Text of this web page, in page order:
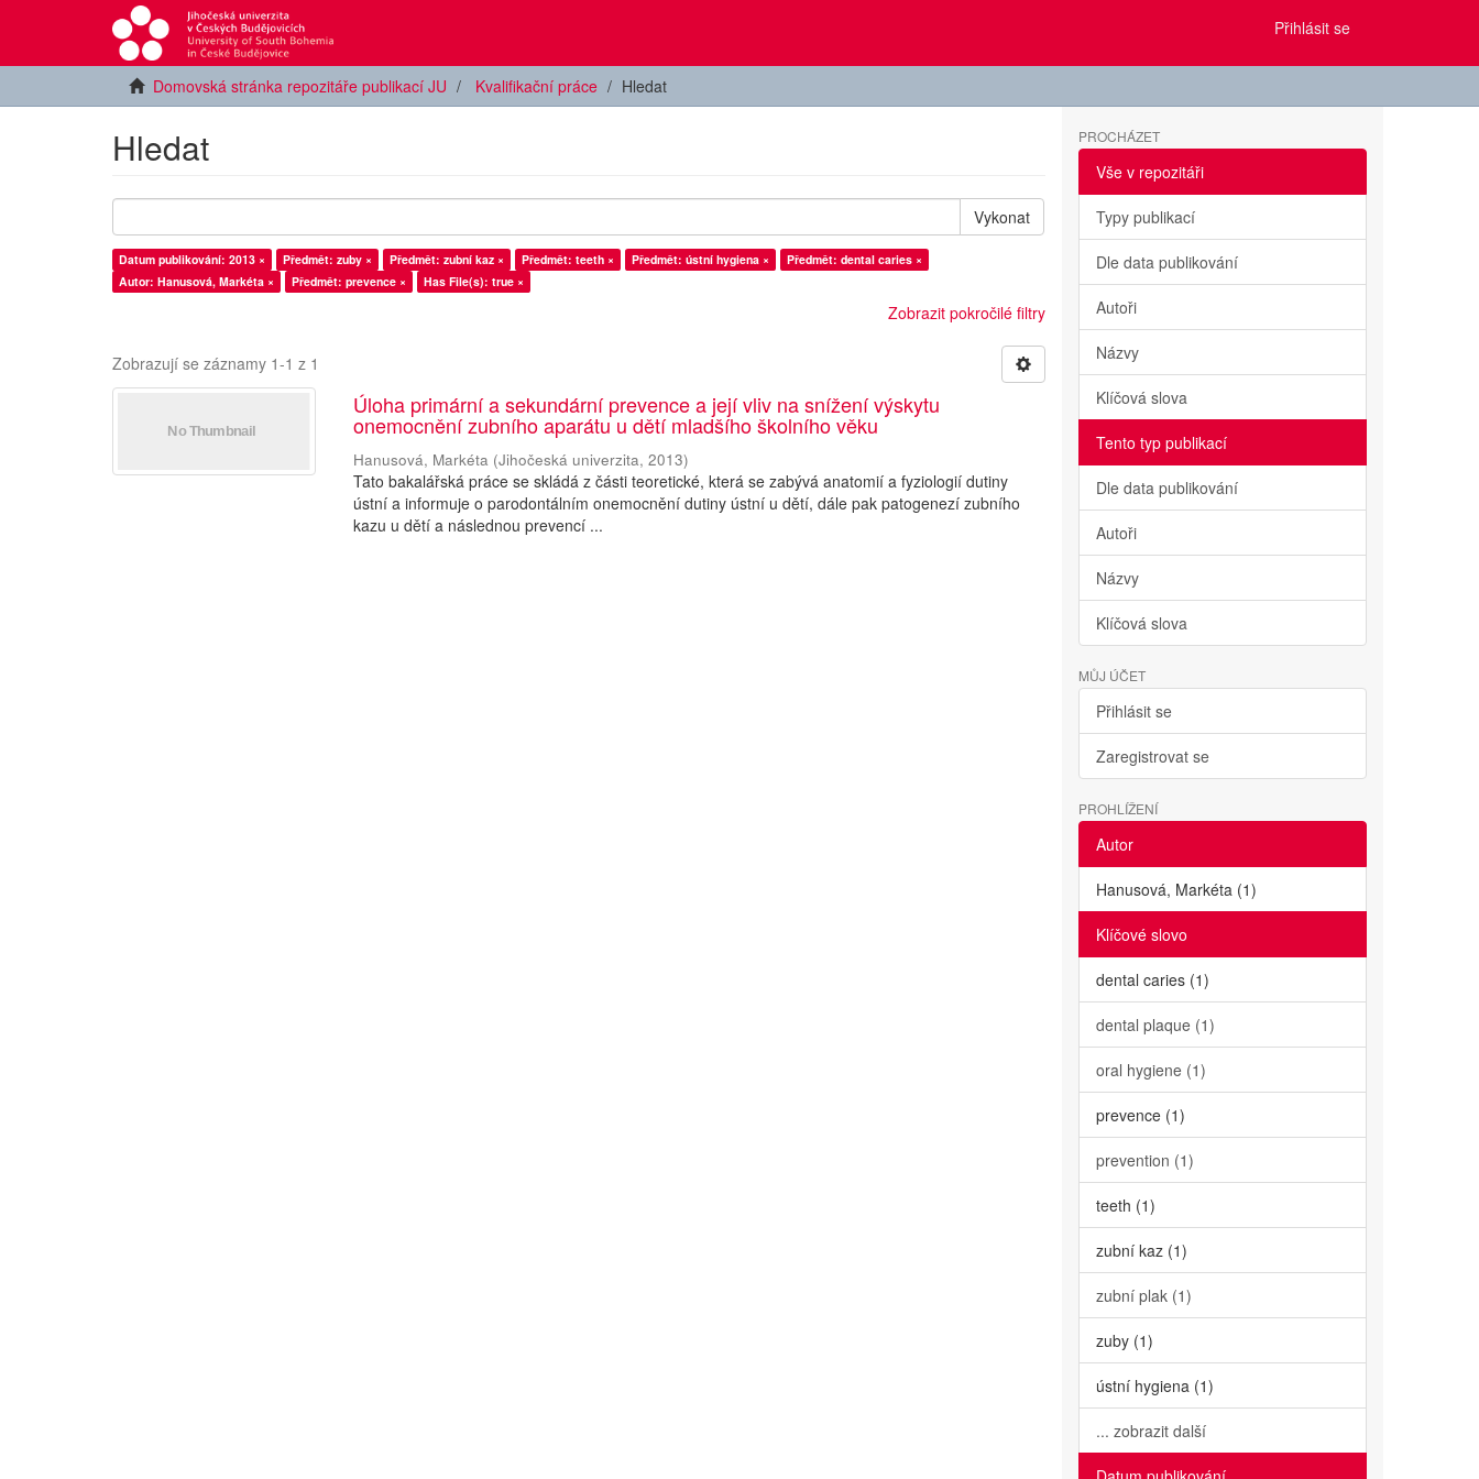
Přihlásit se
Domovská stránka repozitáře publikací JU Kvalifikační práce Hledat
Hledat
Vykonat
Datum publikování: 2013 × Předmět: zuby × Předmět: zubní kaz × Předmět: teeth × Předmět: ústní hygiena ×
Předmět: dental caries ×
Autor: Hanusová, Markéta ×
Předmět: prevence × Has File(s): true ×
Zobrazit pokročilé filtry
Zobrazují se záznamy 1-1 z 1
Úloha primární a sekundární prevence a její vliv na snížení výskytu
onemocnění zubního aparátu u dětí mladšího školního věku
Hanusová, Markéta (Jihočeská univerzita,2013)
Tato bakalářská práce se skládá z části teoretické, která se zabývá anatomií a fyziologií dutiny
ústní a informuje o parodontálním onemocnění dutiny ústní u dětí, dále pak patogenezí zubního
kazu u dětí a následnou prevencí ...
PROCHÁZET
Vše v repozitáři
Typy publikací
Dle data publikování
Autoři
Názvy
Klíčová slova
Tento typ publikací
Dle data publikování
Autoři
Názvy
Klíčová slova
MŮJ ÚČET
Přihlásit se
Zaregistrovat se
PROHLÍŽENÍ
Autor
Hanusová, Markéta (1)
Klíčové slovo
dental caries (1)
dental plaque (1)
oral hygiene (1)
prevence (1)
prevention (1)
teeth (1)
zubní kaz (1)
zubní plak (1)
zuby (1)
ústní hygiena (1)
... zobrazit další